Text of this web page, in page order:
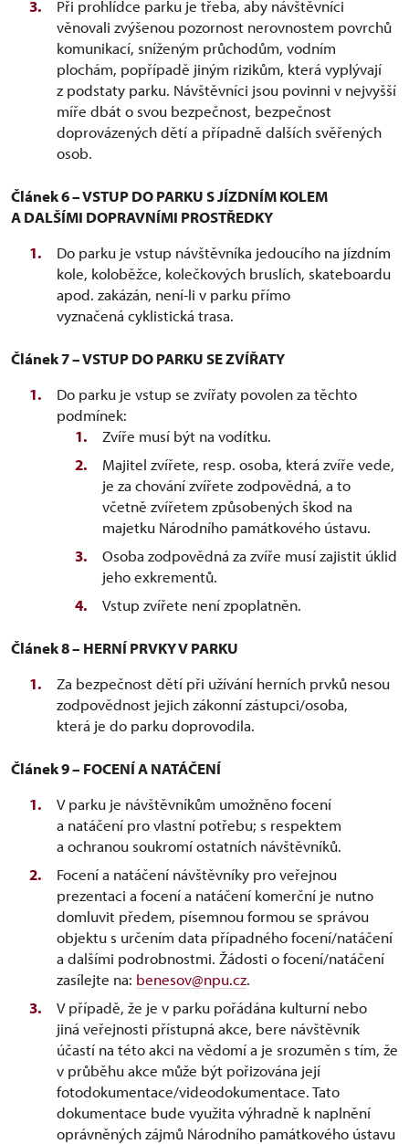
Při prohlídce parku je třeba, aby návštěvníci
věnovali zvýšenou pozornost nerovnostem povrchů
komunikací, sníženým průchodům, vodním
plochám, popřípadě jiným rizikům, která vyplývají
z podstaty parku. Návštěvníci jsou povinni v nejvyšší
míře dbát o svou bezpečnost, bezpečnost
doprovázených dětí a případně dalších svěřených
osob.
Článek 6 – VSTUP DO PARKU S JÍZDNÍM KOLEM
A DALŠÍMI DOPRAVNÍMI PROSTŘEDKY
Do parku je vstup návštěvníka jedoucího na jízdním
kole, koloběžce, kolečkových bruslích, skateboardu
apod. zakázán, není-li v parku přímo
vyznačená cyklistická trasa.
Článek 7 – VSTUP DO PARKU SE ZVÍŘATY
Do parku je vstup se zvířaty povolen za těchto
podmínek:
Zvíře musí být na vodítku.
Majitel zvířete, resp. osoba, která zvíře vede,
je za chování zvířete zodpovědná, a to
včetně zvířetem způsobených škod na
majetku Národního památkového ústavu.
Osoba zodpovědná za zvíře musí zajistit úklid
jeho exkrementů.
Vstup zvířete není zpoplatněn.
Článek 8 – HERNÍ PRVKY V PARKU
Za bezpečnost dětí při užívání herních prvků nesou
zodpovědnost jejich zákonní zástupci/osoba,
která je do parku doprovodila.
Článek 9 – FOCENÍ A NATÁČENÍ
V parku je návštěvníkům umožněno focení
a natáčení pro vlastní potřebu; s respektem
a ochranou soukromí ostatních návštěvníků.
Focení a natáčení návštěvníky pro veřejnou
prezentaci a focení a natáčení komerční je nutno
domluvit předem, písemnou formou se správou
objektu s určením data případného focení/natáčení
a dalšími podrobnostmi. Žádosti o focení/natáčení
zasílejte na: benesov@npu.cz.
V případě, že je v parku pořádána kulturní nebo
jiná veřejnosti přístupná akce, bere návštěvník
účastí na této akci na vědomí a je srozuměn s tím, že
v průběhu akce může být pořizována její
fotodokumentace/videodokumentace. Tato
dokumentace bude využita výhradně k naplnění
oprávněných zájmů Národního památkového ústavu